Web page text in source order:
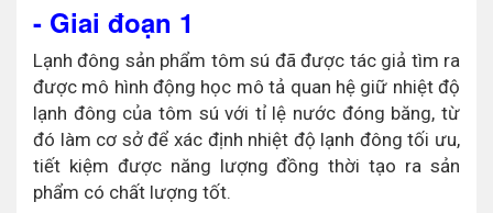
- Giai đoạn 1
Lạnh đông sản phẩm tôm sú đã được tác giả tìm ra
được mô hình động học mô tả quan hệ giữ nhiệt độ
lạnh đông của tôm sú với tỉ lệ nước đóng băng, từ
đó làm cơ sở để xác định nhiệt độ lạnh đông tối ưu,
tiết kiệm được năng lượng đồng thời tạo ra sản
phẩm có chất lượng tốt.